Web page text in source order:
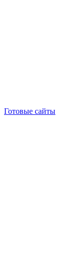
Готовые сайты